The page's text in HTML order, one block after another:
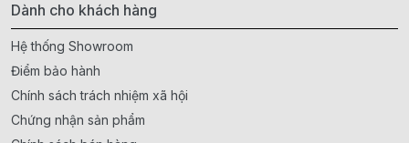
Dành cho khách hàng
Hệ thống Showroom
Điểm bảo hành
Chính sách trách nhiệm xã hội
Chứng nhận sản phẩm